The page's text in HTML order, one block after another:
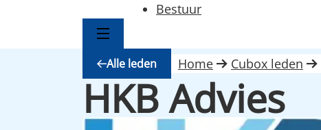
Bestuur
Alle leden Home Cubox leden
HKB Advies